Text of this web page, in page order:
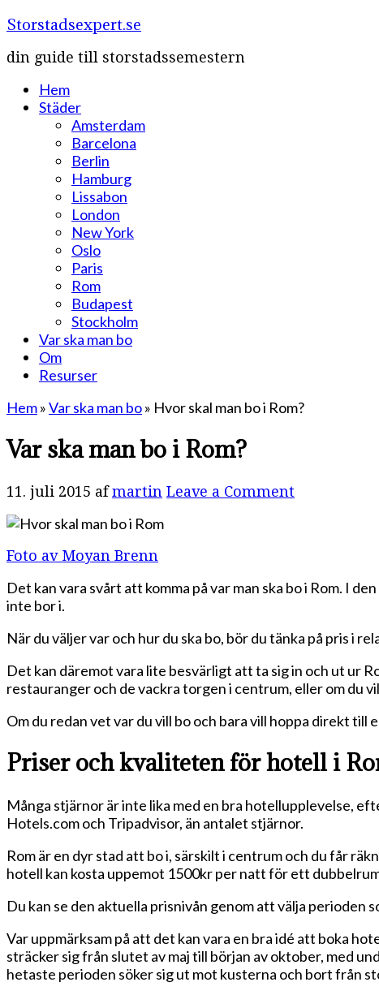
Storstadsexpert.se
din guide till storstadssemestern
Hem
Städer
Amsterdam
Barcelona
Berlin
Hamburg
Lissabon
London
New York
Oslo
Paris
Rom
Budapest
Stockholm
Var ska man bo
Om
Resurser
Hem»Var ska man bo» Hvor skal man bo i Rom?
Var ska man bo i Rom?
11. juli 2015 afmartin Leave a Comment
Foto av Moyan Brenn
Det kan vara svårt att komma på var man ska bo i Rom. I
inte bor i.
När du väljer var och hur du ska bo, bör du tänka på pris i
Det kan däremot vara lite besvärligt att ta sig in och ut ur
restauranger och de vackra torgen i centrum, eller om
Om du redan vet var du vill bo och bara vill hoppa direkt till
Priser och kvaliteten för hotell i
Många stjärnor är inte lika med en bra hotellupplevelse,
Hotels.com och Tripadvisor, än antalet stjärnor.
Rom är en dyr stad att bo i, särskilt i centrum och du får
hotell kan kosta uppemot 1500kr per natt för ett
Du kan se den aktuella prisnivån genom att välja perioden
Var uppmärksam på att det kan vara en bra idé att boka
sträcker sig från slutet av maj till början av oktober, med
hetaste perioden söker sig ut mot kusterna och bort från